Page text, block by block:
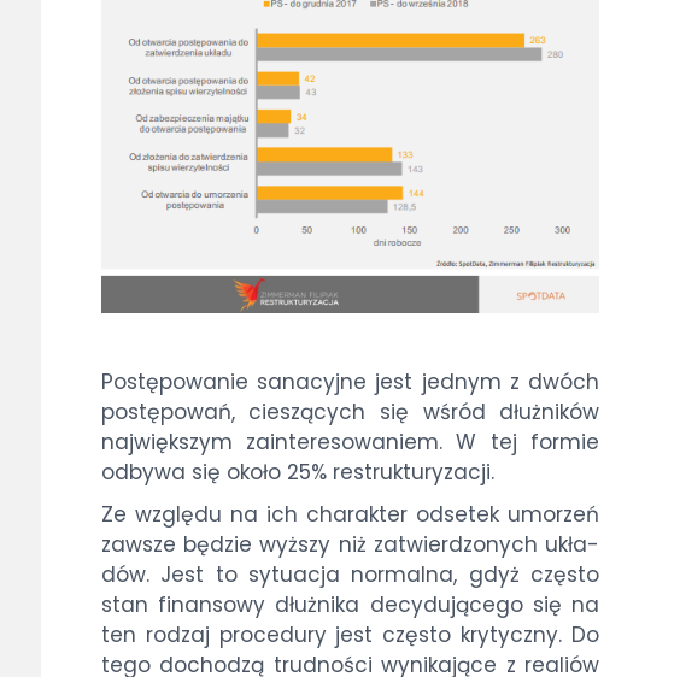
Po­stę­po­wa­nie sa­na­cyj­ne jest jed­nym z dwóch
po­stę­po­wań, cie­szą­cych się wśród dłuż­ni­ków
naj­więk­szym za­in­te­re­so­wa­niem. W tej for­mie
od­by­wa się oko­ło 25% re­struk­tu­ry­za­cji.
Ze wzglę­du na ich cha­rak­ter od­se­tek umo­rzeń
za­wsze bę­dzie wyż­szy niż za­twier­dzo­nych ukła­
dów. Jest to sy­tu­acja nor­mal­na, gdyż czę­sto
stan fi­nan­so­wy dłuż­ni­ka de­cy­du­ją­ce­go się na
ten ro­dzaj pro­ce­du­ry jest czę­sto kry­tycz­ny. Do
te­go do­cho­dzą trud­no­ści wy­ni­ka­ją­ce z re­aliów